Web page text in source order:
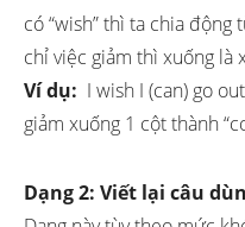
có “wish” thì ta chia
chỉ việc giảm thì xuống là
Ví dụ: I wish I (can) go
giảm xuống 1 cột thành
Dạng 2: Viết lại câu